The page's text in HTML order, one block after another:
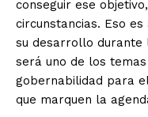
conseguir ese
circunstancias. Eso
su desarrollo durante
será uno de los
gobernabilidad para
que marquen la